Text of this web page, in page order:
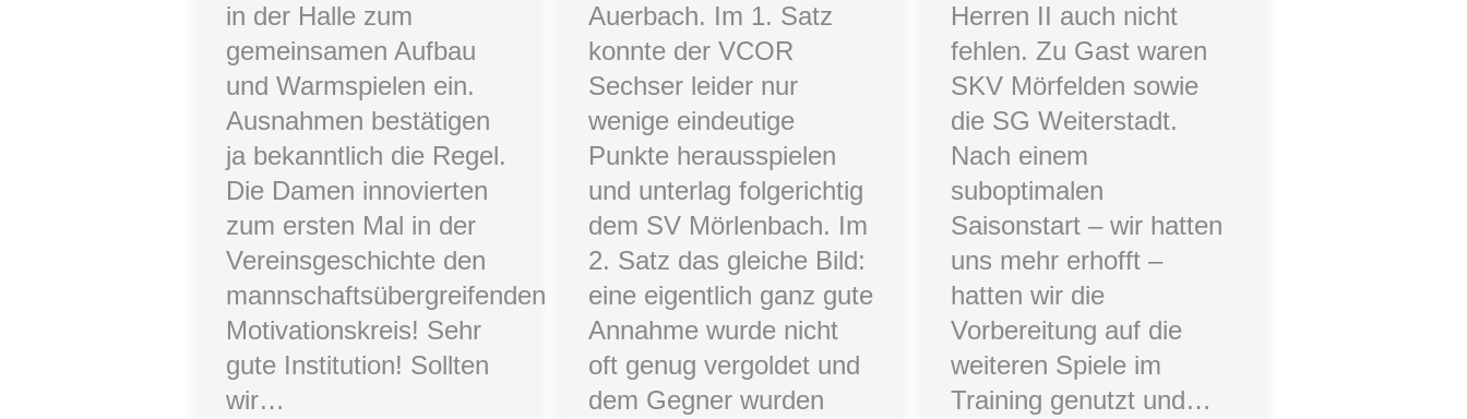
in der Halle zum
gemeinsamen Aufbau
und Warmspielen ein.
Ausnahmen bestätigen
ja bekanntlich die Regel.
Die Damen innovierten
zum ersten Mal in der
Vereinsgeschichte den
mannschaftsübergreifenden
Motivationskreis! Sehr
gute Institution! Sollten
wir…
Auerbach. Im 1. Satz
konnte der VCOR
Sechser leider nur
wenige eindeutige
Punkte herausspielen
und unterlag folgerichtig
dem SV Mörlenbach. Im
2. Satz das gleiche Bild:
eine eigentlich ganz gute
Annahme wurde nicht
oft genug vergoldet und
dem Gegner wurden
Herren II auch nicht
fehlen. Zu Gast waren
SKV Mörfelden sowie
die SG Weiterstadt.
Nach einem
suboptimalen
Saisonstart – wir hatten
uns mehr erhofft –
hatten wir die
Vorbereitung auf die
weiteren Spiele im
Training genutzt und…